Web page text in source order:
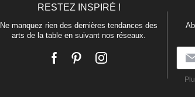
RESTEZ INSPIRÉ !
Ne manquez rien des dernières tendances des
arts de la table en suivant nos réseaux.